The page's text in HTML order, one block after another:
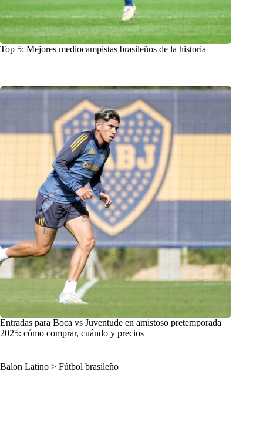
Top 5: Mejores mediocampistas brasileños de la historia
Entradas para Boca vs Juventude en amistoso pretemporada
2025: cómo comprar, cuándo y precios
Balon Latino > Fútbol brasileño